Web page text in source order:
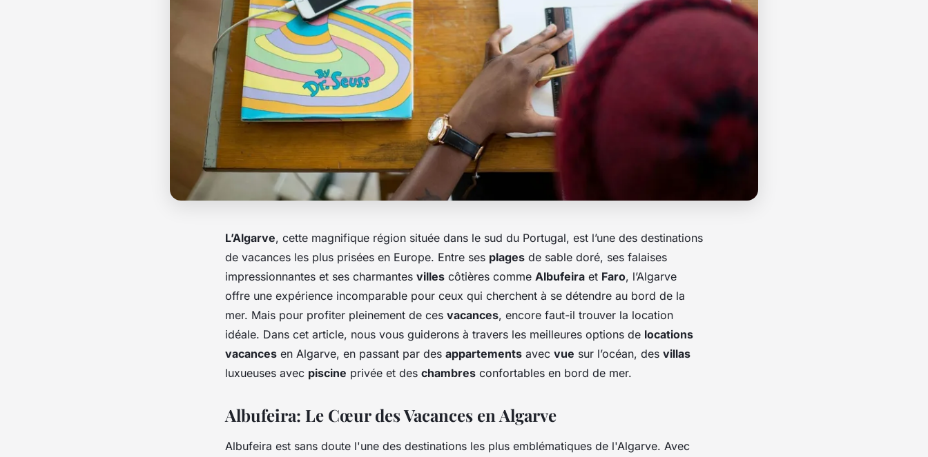
L’Algarve, cette magnifique région située dans le sud du Portugal, est l’une des destinations
de vacances les plus prisées en Europe. Entre ses plages de sable doré, ses falaises
impressionnantes et ses charmantes villes côtières comme Albufeira et Faro, l’Algarve
offre une expérience incomparable pour ceux qui cherchent à se détendre au bord de la
mer. Mais pour profiter pleinement de ces vacances, encore faut-il trouver la location
idéale. Dans cet article, nous vous guiderons à travers les meilleures options de locations
vacances en Algarve, en passant par des appartements avec vue sur l’océan, des villas
luxueuses avec piscine privée et des chambres confortables en bord de mer.
Albufeira: Le Cœur des Vacances en Algarve
Albufeira est sans doute l'une des destinations les plus emblématiques de l'Algarve. Avec